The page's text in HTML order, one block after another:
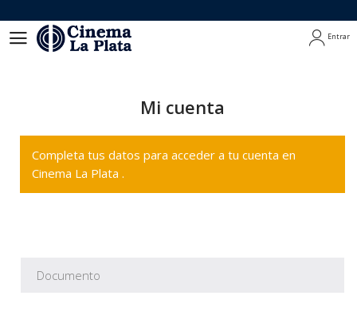
Entrar
Mi cuenta
Completa tus datos para acceder a tu cuenta en
Cinema La Plata .